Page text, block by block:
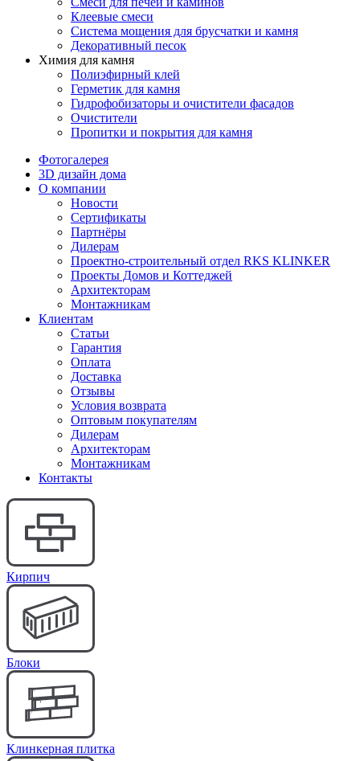
Клеевые смеси
Система мощения для брусчатки и камня
Декоративный песок
Химия для камня
Полиэфирный клей
Герметик для камня
Гидрофобизаторы и очистители фасадов
Очистители
Пропитки и покрытия для камня
Фотогалерея
3D дизайн дома
О компании
Новости
Сертификаты
Партнёры
Дилерам
Проектно-строительный отдел RKS KLINKER
Проекты Домов и Коттеджей
Архитекторам
Монтажникам
Клиентам
Статьи
Гарантия
Оплата
Доставка
Отзывы
Условия возврата
Оптовым покупателям
Дилерам
Архитекторам
Монтажникам
Контакты
Кирпич
Блоки
Клинкерная плитка